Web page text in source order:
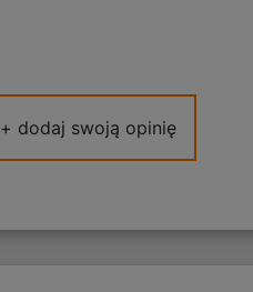
+ dodaj swoją opinię